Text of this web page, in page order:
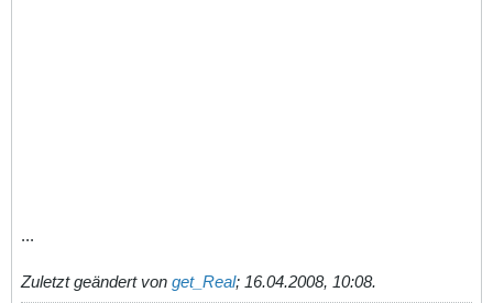
...
Zuletzt geändert von get_Real; 16.04.2008, 10:08.